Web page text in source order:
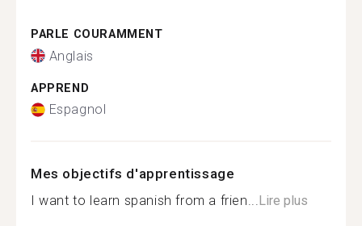
PARLE COURAMMENT
Anglais
APPREND
Espagnol
Mes objectifs d'apprentissage
I want to learn spanish from a frien...Lire plus